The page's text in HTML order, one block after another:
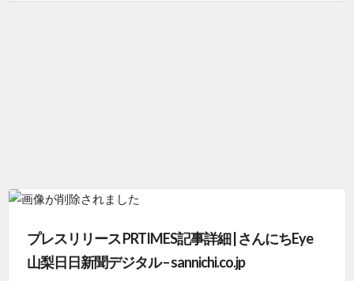
プレスリリース PRTIMES記事詳細 | さんにちEye
山梨日日新聞デジタル – sannichi.co.jp